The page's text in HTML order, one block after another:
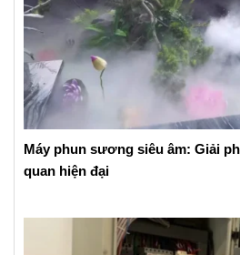
Máy phun sương siêu âm: Giải
quan hiện đại